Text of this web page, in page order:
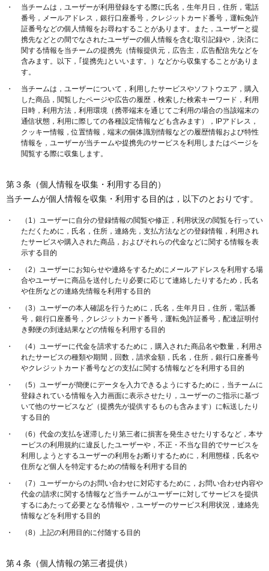
当チームは，ユーザーが利用登録をする際に氏名，生年月日，住所，電話
番号，メールアドレス，銀行口座番号，クレジットカード番号，運転免許
証番号などの個人情報をお尋ねすることがあります。また，ユーザーと提
携先などとの間でなされたユーザーの個人情報を含む取引記録や，決済に
関する情報を当チームの提携先（情報提供元，広告主，広告配信先などを
含みます。以下，｢提携先｣といいます。）などから収集することがありま
す。
当チームは，ユーザーについて，利用したサービスやソフトウエア，購入
した商品，閲覧したページや広告の履歴，検索した検索キーワード，利用
日時，利用方法，利用環境（携帯端末を通じてご利用の場合の当該端末の
通信状態，利用に際しての各種設定情報なども含みます），IPアドレス，
クッキー情報，位置情報，端末の個体識別情報などの履歴情報および特性
情報を，ユーザーが当チームや提携先のサービスを利用しまたはページを
閲覧する際に収集します。
第３条（個人情報を収集・利用する目的）
当チームが個人情報を収集・利用する目的は，以下のとおりです。
（1）ユーザーに自分の登録情報の閲覧や修正，利用状況の閲覧を行ってい
ただくために，氏名，住所，連絡先，支払方法などの登録情報，利用され
たサービスや購入された商品，およびそれらの代金などに関する情報を表
示する目的
（2）ユーザーにお知らせや連絡をするためにメールアドレスを利用する場
合やユーザーに商品を送付したり必要に応じて連絡したりするため，氏名
や住所などの連絡先情報を利用する目的
（3）ユーザーの本人確認を行うために，氏名，生年月日，住所，電話番
号，銀行口座番号，クレジットカード番号，運転免許証番号，配達証明付
き郵便の到達結果などの情報を利用する目的
（4）ユーザーに代金を請求するために，購入された商品名や数量，利用さ
れたサービスの種類や期間，回数，請求金額，氏名，住所，銀行口座番号
やクレジットカード番号などの支払に関する情報などを利用する目的
（5）ユーザーが簡便にデータを入力できるようにするために，当チームに
登録されている情報を入力画面に表示させたり，ユーザーのご指示に基づ
いて他のサービスなど（提携先が提供するものも含みます）に転送したり
する目的
（6）代金の支払を遅滞したり第三者に損害を発生させたりするなど，本サ
ービスの利用規約に違反したユーザーや，不正・不当な目的でサービスを
利用しようとするユーザーの利用をお断りするために，利用態様，氏名や
住所など個人を特定するための情報を利用する目的
（7）ユーザーからのお問い合わせに対応するために，お問い合わせ内容や
代金の請求に関する情報など当チームがユーザーに対してサービスを提供
するにあたって必要となる情報や，ユーザーのサービス利用状況，連絡先
情報などを利用する目的
（8）上記の利用目的に付随する目的
第４条（個人情報の第三者提供）